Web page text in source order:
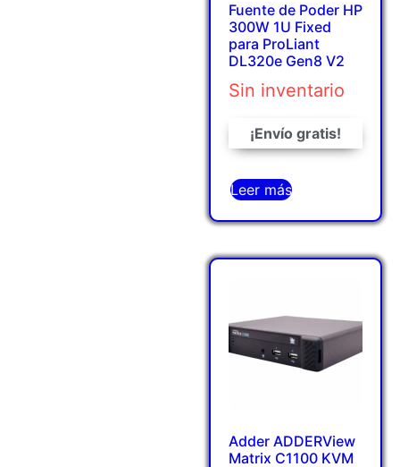
Fuente de Poder HP
300W 1U Fixed
para ProLiant
DL320e Gen8 V2
Sin inventario
¡Envío gratis!
Leer más
Adder ADDERView
Matrix C1100 KVM